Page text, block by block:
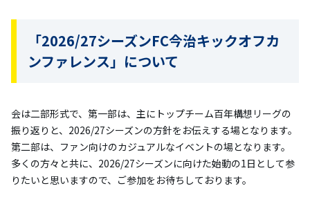
「2026/27シーズンFC今治キックオフカ
ンファレンス」について
会は二部形式で、第一部は、主にトップチーム百年構想リーグの
振り返りと、2026/27シーズンの方針をお伝えする場となります。
第二部は、ファン向けのカジュアルなイベントの場となります。
多くの方々と共に、2026/27シーズンに向けた始動の1日として参
りたいと思いますので、ご参加をお待ちしております。